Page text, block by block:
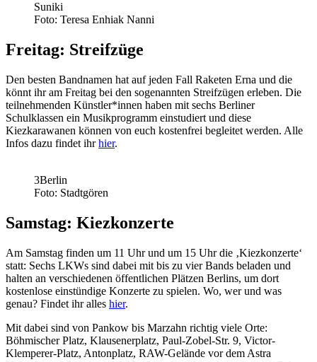
Suniki
Foto: Teresa Enhiak Nanni
Freitag: Streifzüge
Den besten Bandnamen hat auf jeden Fall Raketen Erna und die
könnt ihr am Freitag bei den sogenannten Streifzügen erleben. Die
teilnehmenden Künstler*innen haben mit sechs Berliner
Schulklassen ein Musikprogramm einstudiert und diese
Kiezkarawanen können von euch kostenfrei begleitet werden. Alle
Infos dazu findet ihrhier.
3Berlin
Foto: Stadtgören
Samstag: Kiezkonzerte
Am Samstag finden um 11 Uhr und um 15 Uhr die ‚Kiezkonzerte‘
statt: Sechs LKWs sind dabei mit bis zu vier Bands beladen und
halten an verschiedenen öffentlichen Plätzen Berlins, um dort
kostenlose einstündige Konzerte zu spielen. Wo, wer und was
genau? Findet ihr alles hier.
Mit dabei sind von Pankow bis Marzahn richtig viele Orte:
Böhmischer Platz, Klausenerplatz, Paul-Zobel-Str. 9, Victor-
Klemperer-Platz, Antonplatz, RAW-Gelände vor dem Astra